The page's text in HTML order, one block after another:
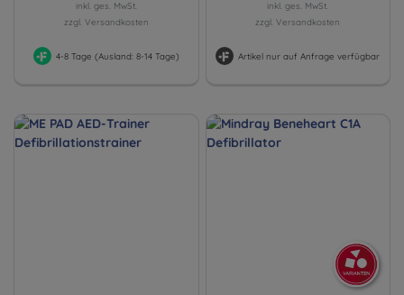
inkl. ges. MwSt.
zzgl. Versandkosten
4-8 Tage (Ausland: 8-14 Tage)
inkl. ges. MwSt.
zzgl. Versandkosten
Artikel nur auf Anfrage verfügbar